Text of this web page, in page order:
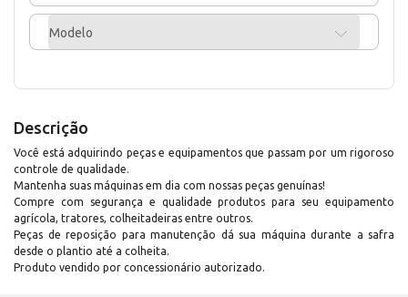
Modelo
Descrição
Você está adquirindo peças e equipamentos que passam por um rigoroso
controle de qualidade.
Mantenha suas máquinas em dia com nossas peças genuínas!
Compre com segurança e qualidade produtos para seu equipamento
agrícola, tratores, colheitadeiras entre outros.
Peças de reposição para manutenção dá sua máquina durante a safra
desde o plantio até a colheita.
Produto vendido por concessionário autorizado.